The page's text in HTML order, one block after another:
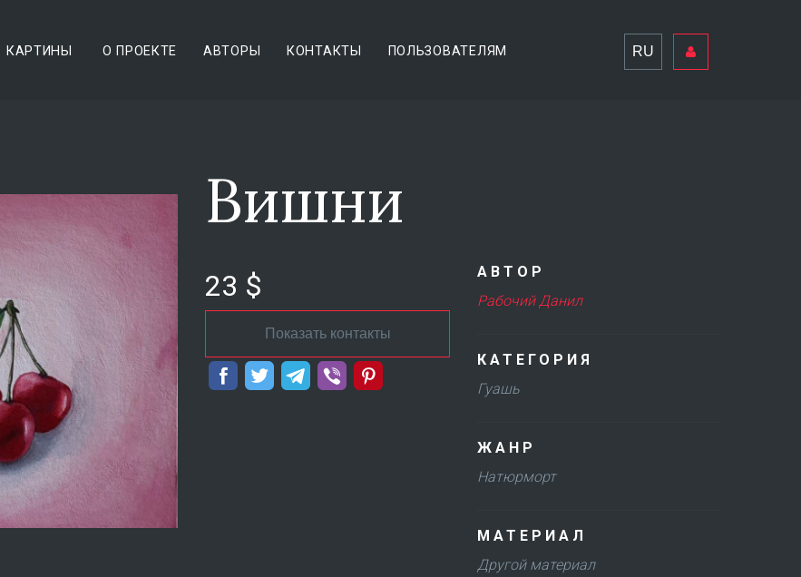
КАРТИНЫ О ПРОЕКТЕ АВТОРЫ КОНТАКТЫ ПОЛЬЗОВАТЕЛЯМ RU
Вишни
23 $
Показать контакты
АВТОР
Рабочий Данил
КАТЕГОРИЯ
Гуашь
ЖАНР
Натюрморт
МАТЕРИАЛ
Другой материал